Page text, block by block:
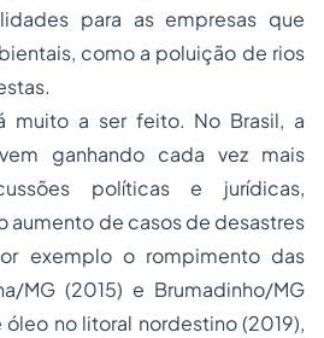
para as empresas que
como a poluição de rios
muito a ser feito. No Brasil, a
ganhando cada vez mais
políticas e jurídicas,
aumento de casos de desastres
exemplo o rompimento das
MG (2015) e Brumadinho/MG
óleo no litoral nordestino (2019),